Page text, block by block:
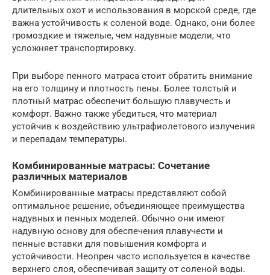
длительных охот и использования в морской среде, где
важна устойчивость к соленой воде. Однако, они более
громоздкие и тяжелые, чем надувные модели, что
усложняет транспортировку.
При выборе пенного матраса стоит обратить внимание
на его толщину и плотность пены. Более толстый и
плотный матрас обеспечит большую плавучесть и
комфорт. Важно также убедиться, что материал
устойчив к воздействию ультрафиолетового излучения
и перепадам температуры.
Комбинированные матрасы: Сочетание
различных материалов
Комбинированные матрасы представляют собой
оптимальное решение, объединяющее преимущества
надувных и пенных моделей. Обычно они имеют
надувную основу для обеспечения плавучести и
пенные вставки для повышения комфорта и
устойчивости. Неопрен часто используется в качестве
верхнего слоя, обеспечивая защиту от соленой воды.